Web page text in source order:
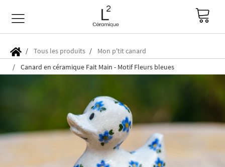
Tous les produits
Mon p'tit canard
Canard en céramique Fait Main - Motif Fleurs bleues